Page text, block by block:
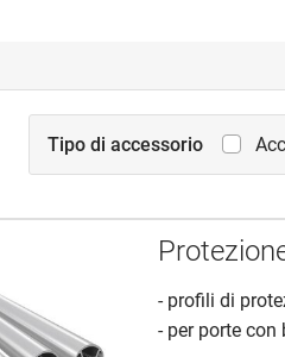
Tipo di accessorio
- profili di
- per porte